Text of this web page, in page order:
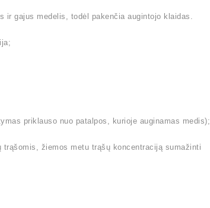
ir gajus medelis, todėl pakenčia augintojo klaidas.
priklauso nuo patalpos, kurioje auginamas medis);
žiemos metu trąšų koncentraciją sumažinti